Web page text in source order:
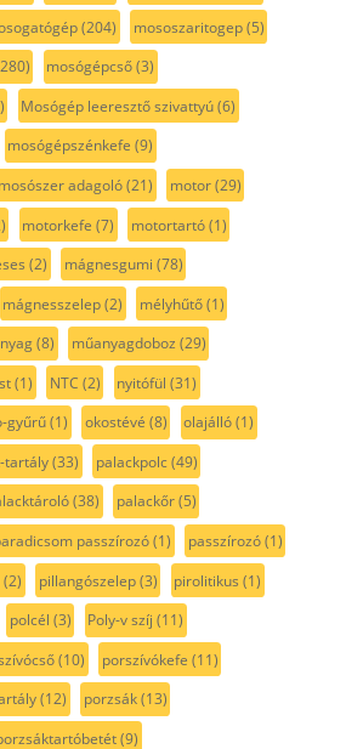
(204) mososzaritogep(5)
mosógépcső(3)
Mosógép leeresztő szivattyú(6)
mosógépszénkefe (9)
mosószer adagoló(21) motor(29)
motorkefe (7) motortartó(1)
(2) mágnesgumi (78)
mágnesszelep(2) mélyhűtő(1)
(8) műanyagdoboz (29)
(1) NTC (2) nyitófül (31)
gyűrű(1) okostévé (8) olajálló(1)
tartály(33) palackpolc(49)
(38) palackőr(5)
passzírozó(1) passzírozó(1)
(2) pillangószelep(3) pirolitikus (1)
polcél (3) Poly-v szíj (11)
(10) porszívókefe (11)
(12) porzsák(13)
(9)